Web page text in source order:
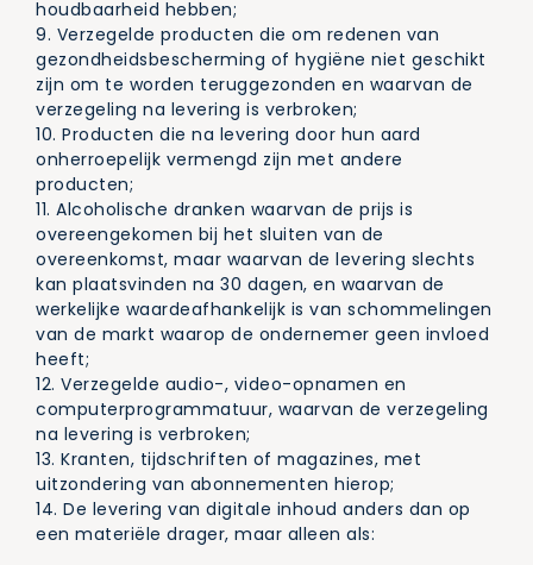
houdbaarheid hebben;
9. Verzegelde producten die om redenen van
gezondheidsbescherming of hygiëne niet geschikt
zijn om te worden teruggezonden en waarvan de
verzegeling na levering is verbroken;
10. Producten die na levering door hun aard
onherroepelijk vermengd zijn met andere
producten;
11. Alcoholische dranken waarvan de prijs is
overeengekomen bij het sluiten van de
overeenkomst, maar waarvan de levering slechts
kan plaatsvinden na 30 dagen, en waarvan de
werkelijke waardeafhankelijk is van schommelingen
van de markt waarop de ondernemer geen invloed
heeft;
12. Verzegelde audio-, video-opnamen en
computerprogrammatuur, waarvan de verzegeling
na levering is verbroken;
13. Kranten, tijdschriften of magazines, met
uitzondering van abonnementen hierop;
14. De levering van digitale inhoud anders dan op
een materiële drager, maar alleen als: